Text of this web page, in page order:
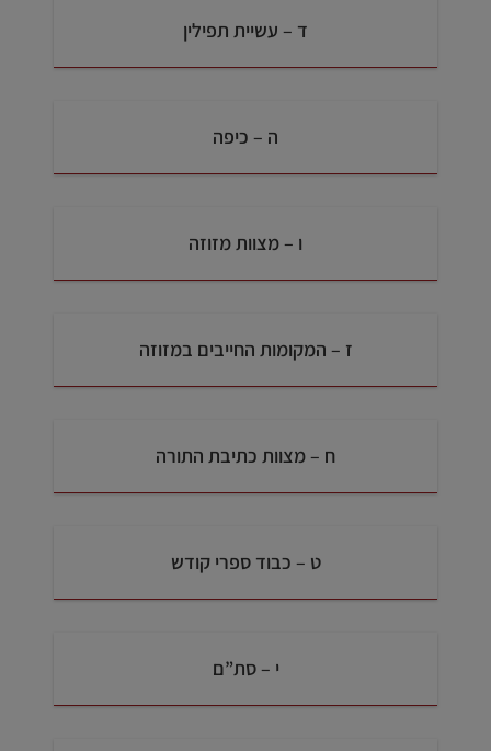
ד – עשיית תפילין
ה – כיפה
ו – מצוות מזוזה
ז – המקומות החייבים במזוזה
ח – מצוות כתיבת התורה
ט – כבוד ספרי קודש
י – סת”ם